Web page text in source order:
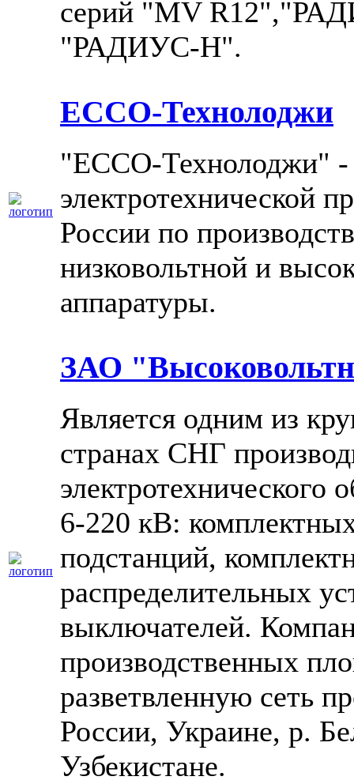
серий "MV
"РАДИУС-Н".
ЕССО-Технолоджи
"ЕССО-Технолоджи" -
электротехнической
России по
низковольтной и
аппаратуры.
ЗАО
Является одним из
странах СНГ
электротехнического
6-220 кВ:
подстанций,
распределительных
выключателей.
производственных
разветвленную сеть
России, Украине, р.
Узбекистане.